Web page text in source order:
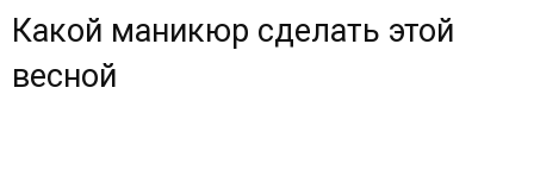
Какой маникюр сделать этой
весной